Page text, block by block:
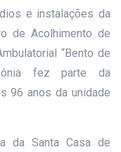
e instalações da
de Acolhimento de
“Bento de
fez parte da
96 anos da unidade
da Santa Casa de